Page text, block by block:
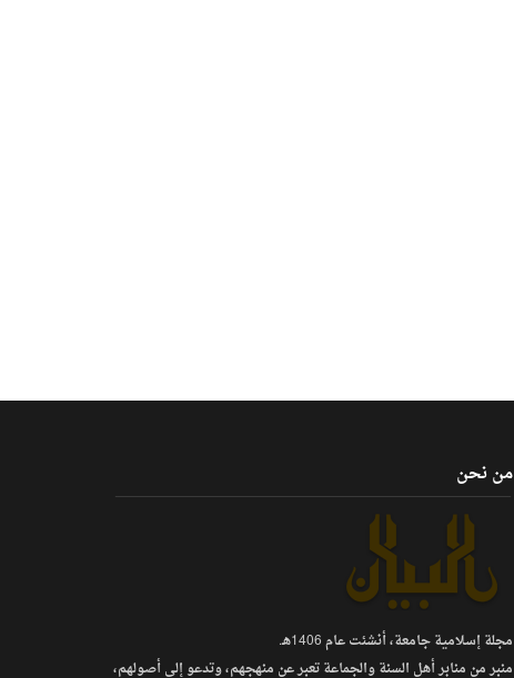
من نحن
مجلة إسلامية جامعة، أنشئت عام 1406هـ.
منبر من منابر أهل السنة والجماعة تعبر عن منهجهم، وتدعو إلى أصولهم،